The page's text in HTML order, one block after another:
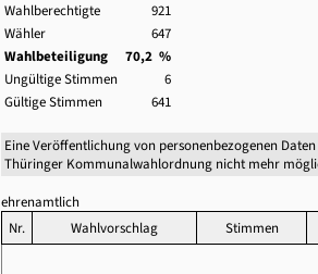
Wahlberechtigte
921
Wähler
647
Wahlbeteiligung
70,2 %
Ungültige Stimmen
6
Gültige Stimmen
641
Eine Veröffentlichung von personenbezogenen
Thüringer Kommunalwahlordnung nicht mehr
ehrenamtlich
Nr.
Wahlvorschlag Stimmen